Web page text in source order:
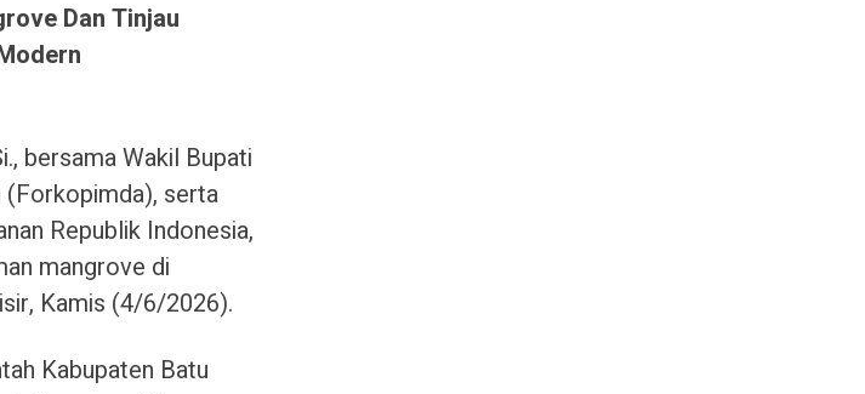
Dan Tinjau
bersama Wakil Bupati
(Forkopimda), serta
Republik Indonesia,
mangrove di
Kamis (4/6/2026).
Kabupaten Batu